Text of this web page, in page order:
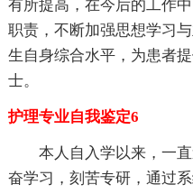
有所提高，在今后的工作
职责，不断加强思想学习
生自身综合水平，为患者
士。
护理专业自我鉴定6
本人自入学以来，一直
奋学习，刻苦专研，通过